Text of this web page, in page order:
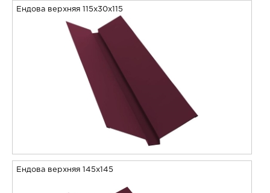
Ендова верхняя 115x30x115
Ендова верхняя 145х145